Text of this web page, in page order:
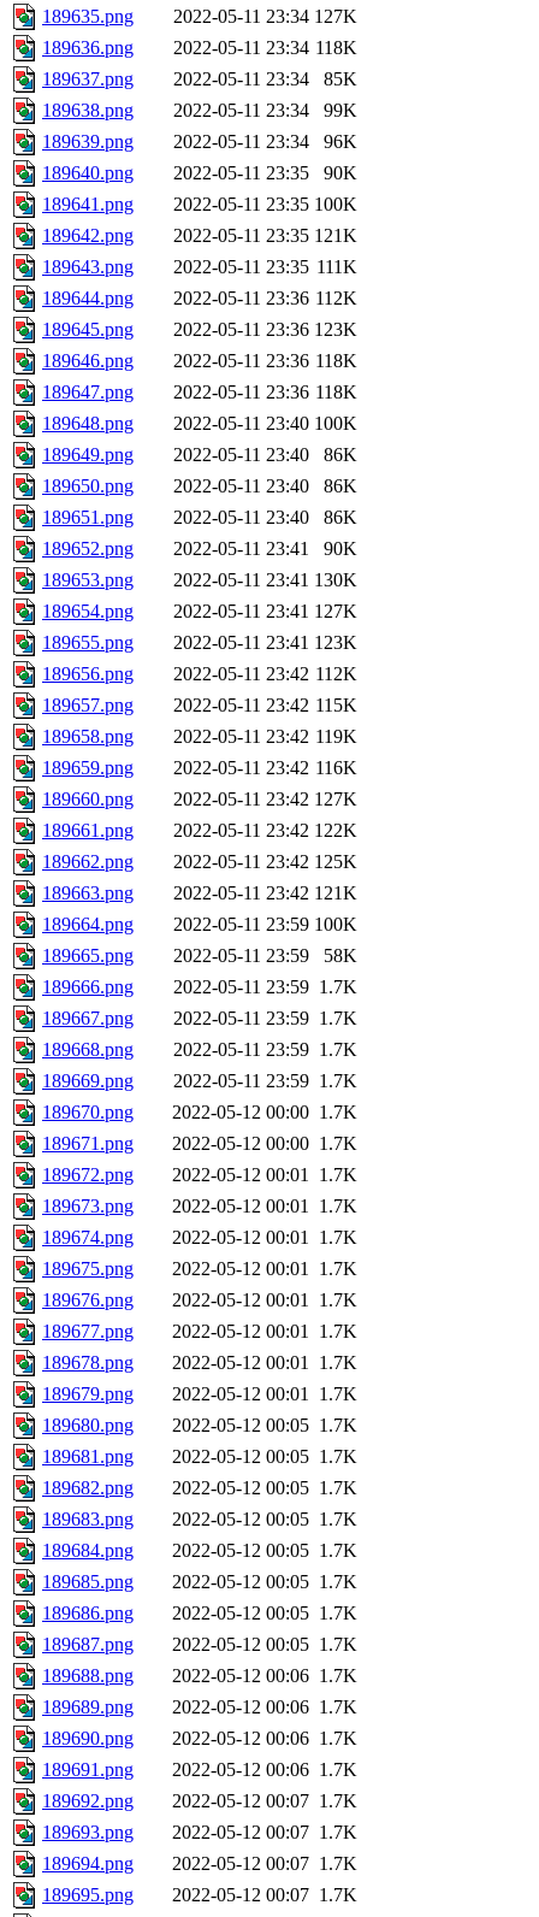
189635.png
2022-05-11 23:34 127K
189636.png
2022-05-11 23:34 118K
189637.png
2022-05-11 23:34
85K
189638.png
2022-05-11 23:34
99K
189639.png
2022-05-11 23:34
96K
189640.png
2022-05-11 23:35
90K
189641.png
2022-05-11 23:35 100K
189642.png
2022-05-11 23:35 121K
189643.png
2022-05-11 23:35 111K
189644.png
2022-05-11 23:36 112K
189645.png
2022-05-11 23:36 123K
189646.png
2022-05-11 23:36 118K
189647.png
2022-05-11 23:36 118K
189648.png
2022-05-11 23:40 100K
189649.png
2022-05-11 23:40
86K
189650.png
2022-05-11 23:40
86K
189651.png
2022-05-11 23:40
86K
189652.png
2022-05-11 23:41
90K
189653.png
2022-05-11 23:41 130K
189654.png
2022-05-11 23:41 127K
189655.png
2022-05-11 23:41 123K
189656.png
2022-05-11 23:42 112K
189657.png
2022-05-11 23:42 115K
189658.png
2022-05-11 23:42 119K
189659.png
2022-05-11 23:42 116K
189660.png
2022-05-11 23:42 127K
189661.png
2022-05-11 23:42 122K
189662.png
2022-05-11 23:42 125K
189663.png
2022-05-11 23:42 121K
189664.png
2022-05-11 23:59 100K
189665.png
2022-05-11 23:59
58K
189666.png
2022-05-11 23:59 1.7K
189667.png
2022-05-11 23:59 1.7K
189668.png
2022-05-11 23:59 1.7K
189669.png
2022-05-11 23:59 1.7K
189670.png
2022-05-12 00:00 1.7K
189671.png
2022-05-12 00:00 1.7K
189672.png
2022-05-12 00:01 1.7K
189673.png
2022-05-12 00:01 1.7K
189674.png
2022-05-12 00:01 1.7K
189675.png
2022-05-12 00:01 1.7K
189676.png
2022-05-12 00:01 1.7K
189677.png
2022-05-12 00:01 1.7K
189678.png
2022-05-12 00:01 1.7K
189679.png
2022-05-12 00:01 1.7K
189680.png
2022-05-12 00:05 1.7K
189681.png
2022-05-12 00:05 1.7K
189682.png
2022-05-12 00:05 1.7K
189683.png
2022-05-12 00:05 1.7K
189684.png
2022-05-12 00:05 1.7K
189685.png
2022-05-12 00:05 1.7K
189686.png
2022-05-12 00:05 1.7K
189687.png
2022-05-12 00:05 1.7K
189688.png
2022-05-12 00:06 1.7K
189689.png
2022-05-12 00:06 1.7K
189690.png
2022-05-12 00:06 1.7K
189691.png
2022-05-12 00:06 1.7K
189692.png
2022-05-12 00:07 1.7K
189693.png
2022-05-12 00:07 1.7K
189694.png
2022-05-12 00:07 1.7K
189695.png
2022-05-12 00:07 1.7K